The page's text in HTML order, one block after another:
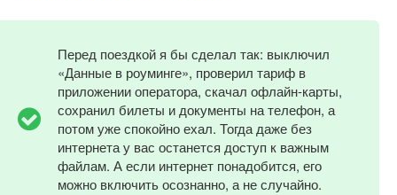
Перед поездкой я бы сделал так: выключил
«Данные в роуминге», проверил тариф в
приложении оператора, скачал офлайн-карты,
сохранил билеты и документы на телефон, а
потом уже спокойно ехал. Тогда даже без
интернета у вас останется доступ к важным
файлам. А если интернет понадобится, его
можно включить осознанно, а не случайно.